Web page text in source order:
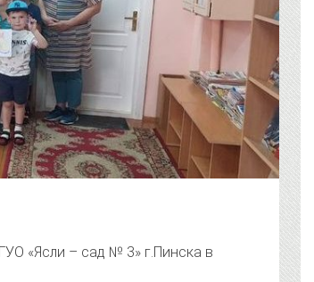
«Ясли – сад № 3» г.Пинска в